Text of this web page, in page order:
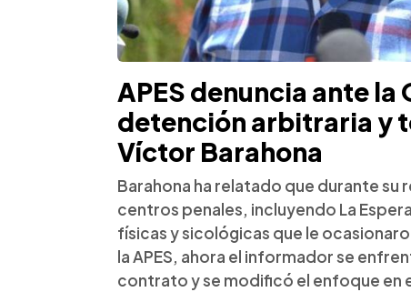
APES denuncia ante la
detención arbitraria y
Víctor Barahona
Barahona ha relatado que durante
centros penales, incluyendo La
físicas y sicológicas que le
la APES, ahora el informador se
contrato y se modificó el enfoque en